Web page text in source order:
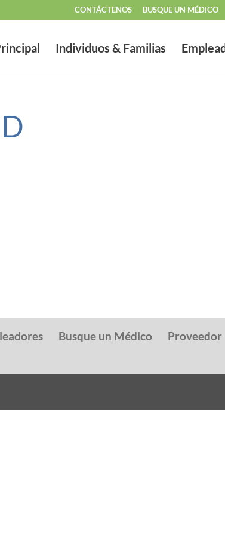
CONTÁCTENOS BUSQUE UN MÉDICO
Individuos & Familias
Busque un Médico Proveedor